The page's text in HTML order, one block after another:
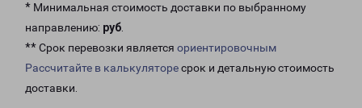
* Минимальная стоимость доставки по выбранному
направлению: руб.
** Срок перевозки является ориентировочным
Рассчитайте в калькуляторесрок и детальную стоимость
доставки.